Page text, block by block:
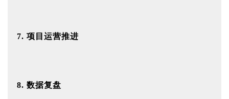
7. 项目运营推进
8. 数据复盘